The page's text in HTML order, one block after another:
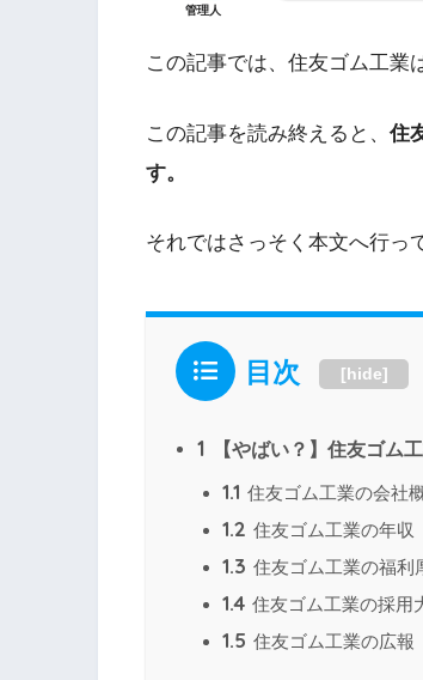
管理人
この記事では、住友ゴム工業
この記事を読み終えると、 住
す。
それではさっそく本文へ行っ
目次 [hide]
1 【やばい？】住友ゴム
1.1 住友ゴム工業の会社
1.2 住友ゴム工業の年収
1.3 住友ゴム工業の福利
1.4 住友ゴム工業の採用
1.5 住友ゴム工業の広報